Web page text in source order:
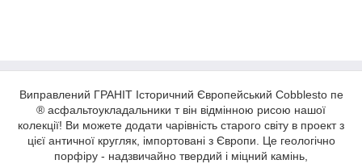
Виправлений ГРАНІТ Історичний Європейський Cobblesto пе
® асфальтоукладальники т він відмінною рисою нашої
колекції! Ви можете додати чарівність старого світу в проект з
цієї античної кругляк, імпортовані з Європи. Це геологічно
порфіру - надзвичайно твердий і міцний камінь,